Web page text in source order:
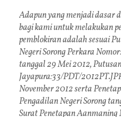
Adapun yang menjadi dasar
bagi kami untuk melakukan
pemblokiran adalah sesuai
Negeri Sorong Perkara
tanggal 29 Mei 2012,
Jayapura:33/PDT/
November 2012 serta
Pengadilan Negeri Sorong
Surat Penetapan Aanmaning